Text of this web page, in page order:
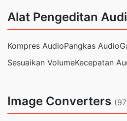
Alat Pengeditan
Kompres AudioPangkas Audio
Sesuaikan VolumeKecepatan
Image Converters